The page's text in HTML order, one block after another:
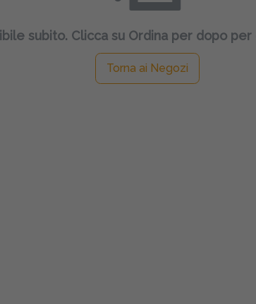
subito. Clicca su Ordina per dopo
Torna ai Negozi